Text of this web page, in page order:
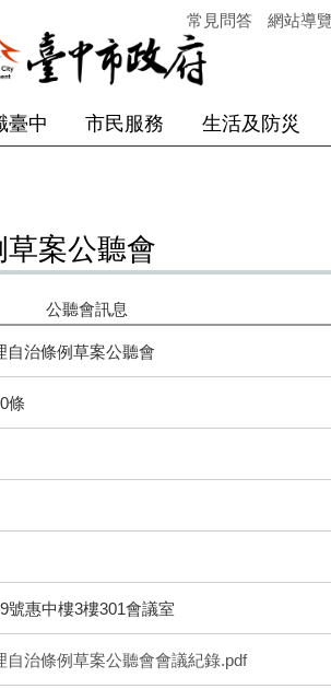
常見問答 網站導
臺中 市民服務 生活及防災
案公聽會
公聽會訊息
自治條例草案公聽會
條
號惠中樓3樓301會議室
治條例草案公聽會會議紀錄.pdf